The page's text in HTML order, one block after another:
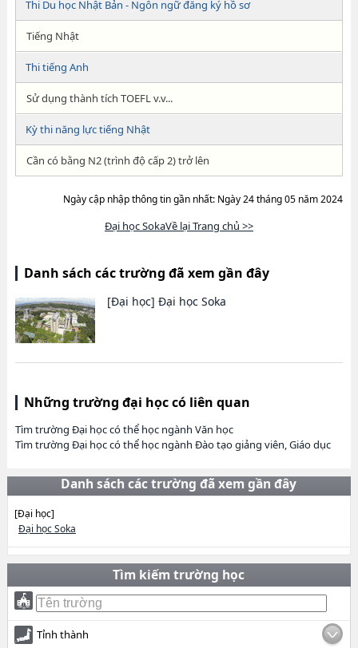
Thi Du học Nhật Bản - Ngôn ngữ đăng ký hồ sơ
Tiếng Nhật
Thi tiếng Anh
Sử dụng thành tích TOEFL v.v...
Kỳ thi năng lực tiếng Nhật
Cần có bằng N2 (trình độ cấp 2) trở lên
Ngày cập nhập thông tin gần nhất: Ngày 24 tháng 05 năm 2024
Đại học SokaVề lại Trang chủ >>
Danh sách các trường đã xem gần đây
[Đại học] Đại học Soka
Những trường đại học có liên quan
Tìm trường Đại học có thể học ngành Văn học
Tìm trường Đại học có thể học ngành Đào tạo giảng viên, Giáo dục
Danh sách các trường đã xem gần đây
[Đại học]
Đại học Soka
Tìm kiếm trường học
Tỉnh thành